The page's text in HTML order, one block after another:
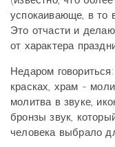
успокаивающе, в то
Это отчасти и
от характера
Недаром
красках, храм -
молитва в звуке,
бронзы звук,
человека выбрало